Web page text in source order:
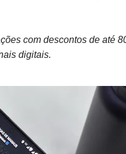
com descontos de até
digitais.